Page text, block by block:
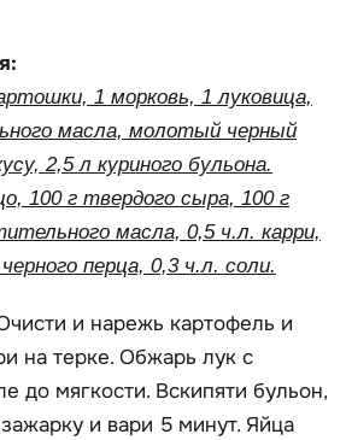
1 морковь, 1 луковица,
масла, молотый черный
2,5 л куриного бульона.
100 г твердого сыра, 100 г
масла, 0,5 ч.л. карри,
перца, 0,3 ч.л. соли.
и нарежь картофель и
на терке. Обжарь лук с
до мягкости. Вскипяти бульон,
и вари 5 минут. Яйца